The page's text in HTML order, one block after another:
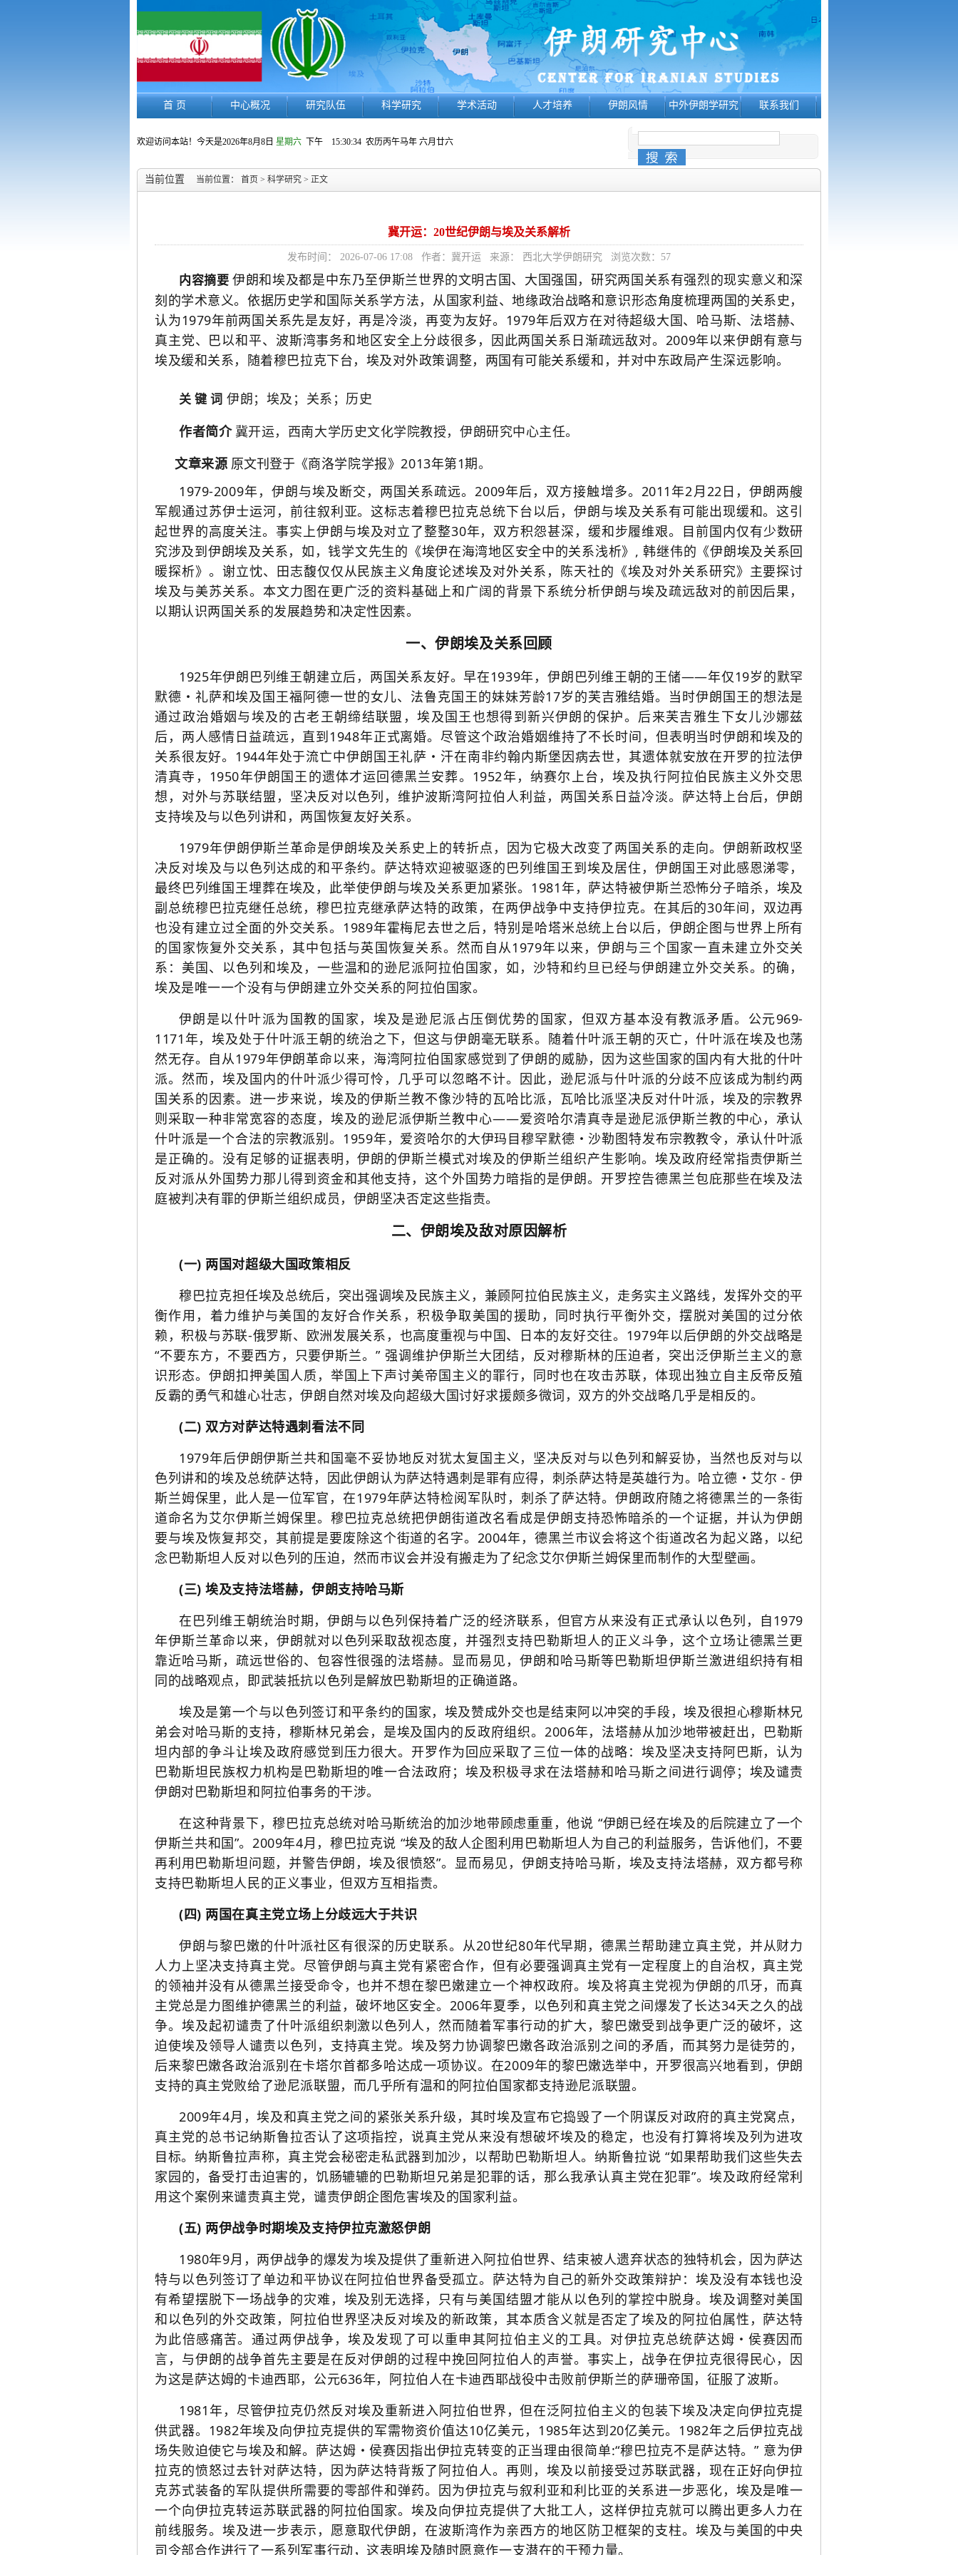
首 页 中心概况 研究队伍 科学研究 学术活动 人才培养 伊朗风情 中外伊朗学研究 联系我们
欢迎访问本站！今天是2026年8月8日 星期六 下午 15:30:36 农历丙午马年 六月廿六
当前位置 当前位置： 首页 > 科学研究 > 正文
冀开运：20世纪伊朗与埃及关系解析
发布时间： 2026-07-06 17:08 作者：冀开运 来源： 西北大学伊朗研究 浏览次数： 57
内容摘要 伊朗和埃及都是中东乃至伊斯兰世界的文明古国、大国强国，研究两国关系有强烈的现实意义和深
刻的学术意义。依据历史学和国际关系学方法，从国家利益、地缘政治战略和意识形态角度梳理两国的关系史，
认为1979年前两国关系先是友好，再是冷淡，再变为友好。1979年后双方在对待超级大国、哈马斯、 法塔赫、
真主党、巴以和平、波斯湾事务和地区安全上分歧很多，因此两国关系日渐疏远敌对。2009年以来伊朗有意与
埃及缓和关系，随着穆巴拉克下台，埃及对外政策调整，两国有可能关系缓和，并对中东政局产生深远影响。
关 键 词 伊朗；埃及；关系；历史
作者简介冀开运，西南大学历史文化学院教授，伊朗研究中心主任。
文章来源 原文刊登于 《商洛学院学报》2013年第1期。
1979-2009年，伊朗与埃及断交，两国关系疏远。2009年后，双方接触增多。2011年2月22日，伊朗两艘
军舰通过苏伊士运河，前往叙利亚。这标志着穆巴拉克总统下台以后，伊朗与埃及关系有可能出现缓和。这引
起世界的高度关注。事实上伊朗与埃及对立了整整30年，双方积怨甚深，缓和步履维艰。目前国内仅有少数研
究涉及到伊朗埃及关系，如，钱学文先生的《埃伊在海湾地区安全中的关系浅析》, 韩继伟的《伊朗埃及关系回
暖探析》。谢立忱、田志馥仅仅从民族主义角度论述埃及对外关系，陈天社的《埃及对外关系研究》主要探讨
埃及与美苏关系。本文力图在更广泛的资料基础上和广阔的背景下系统分析伊朗与埃及疏远敌对的前因后果，
以期认识两国关系的发展趋势和决定性因素。
一、伊朗埃及关系回顾
1925年伊朗巴列维王朝建立后，两国关系友好。早在1939年，伊朗巴列维王朝的王储——年仅19岁的默罕
默德・礼萨和埃及国王福阿德一世的女儿、法鲁克国王的妹妹芳龄17岁的芙吉雅结婚。当时伊朗国王的想法是
通过政治婚姻与埃及的古老王朝缔结联盟，埃及国王也想得到新兴伊朗的保护。后来芙吉雅生下女儿沙娜兹
后，两人感情日益疏远，直到1948年正式离婚。尽管这个政治婚姻维持了不长时间，但表明当时伊朗和埃及的
关系很友好。1944年处于流亡中伊朗国王礼萨・汗在南非约翰内斯堡因病去世，其遗体就安放在开罗的拉法伊
清真寺 ，1950年伊朗国王的遗体才运回德黑兰安葬。1952年，纳赛尔上台，埃及执行阿拉伯民族主义外交思
想，对外与苏联结盟，坚决反对以色列，维护波斯湾阿拉伯人利益，两国关系日益冷淡。萨达特上台后，伊朗
支持埃及与以色列讲和，两国恢复友好关系。
1979年伊朗伊斯兰革命是伊朗埃及关系史上的转折点，因为它极大改变了两国关系的走向。伊朗新政权坚
决反对埃及与以色列达成的和平条约。萨达特欢迎被驱逐的巴列维国王到埃及居住，伊朗国王对此感恩涕零，
最终巴列维国王埋葬在埃及，此举使伊朗与埃及关系更加紧张。1981年，萨达特被伊斯兰恐怖分子暗杀，埃及
副总统穆巴拉克继任总统，穆巴拉克继承萨达特的政策，在两伊战争中支持伊拉克。在其后的30年间，双边再
也没有建立过全面的外交关系。1989年霍梅尼去世之后，特别是哈塔米总统上台以后，伊朗企图与世界上所有
的国家恢复外交关系，其中包括与英国恢复关系。然而自从1979年以来，伊朗与三个国家一直未建立外交关
系：美国、以色列和埃及，一些温和的逊尼派阿拉伯国家，如，沙特和约旦已经与伊朗建立外交关系。的确，
埃及是唯一一个没有与伊朗建立外交关系的阿拉伯国家。
伊朗是以什叶派为国教的国家，埃及是逊尼派占压倒优势的国家，但双方基本没有教派矛盾。公元969-
1171年，埃及处于什叶派王朝的统治之下，但这与伊朗毫无联系。随着什叶派王朝的灭亡，什叶派在埃及也荡
然无存。自从1979年伊朗革命以来，海湾阿拉伯国家感觉到了伊朗的威胁，因为这些国家的国内有大批的什叶
派。然而，埃及国内的什叶派少得可怜，几乎可以忽略不计。因此，逊尼派与什叶派的分歧不应该成为制约两
国关系的因素。进一步来说，埃及的伊斯兰教不像沙特的瓦哈比派，瓦哈比派坚决反对什叶派，埃及的宗教界
则采取一种非常宽容的态度，埃及的逊尼派伊斯兰教中心——爱资哈尔清真寺是逊尼派伊斯兰教的中心，承认
什叶派是一个合法的宗教派别。1959年，爱资哈尔的大伊玛目穆罕默德・沙勒图特发布宗教教令，承认什叶派
是正确的。没有足够的证据表明，伊朗的伊斯兰模式对埃及的伊斯兰组织产生影响。埃及政府经常指责伊斯兰
反对派从外国势力那儿得到资金和其他支持，这个外国势力暗指的是伊朗。开罗控告德黑兰包庇那些在埃及法
庭被判决有罪的伊斯兰组织成员，伊朗坚决否定这些指责。
二、伊朗埃及敌对原因解析
(一) 两国对超级大国政策相反
穆巴拉克担任埃及总统后，突出强调埃及民族主义，兼顾阿拉伯民族主义，走务实主义路线，发挥外交的平
衡作用，着力维护与美国的友好合作关系，积极争取美国的援助，同时执行平衡外交，摆脱对美国的过分依
赖，积极与苏联-俄罗斯、欧洲发展关系，也高度重视与中国、日本的友好交往。1979年以后伊朗的外交战略是
“不要东方，不要西方，只要伊斯兰。” 强调维护伊斯兰大团结，反对穆斯林的压迫者，突出泛伊斯兰主义的意
识形态。伊朗扣押美国人质，举国上下声讨美帝国主义的罪行，同时也在攻击苏联，体现出独立自主反帝反殖
反霸的勇气和雄心壮志，伊朗自然对埃及向超级大国讨好求援颇多微词，双方的外交战略几乎是相反的。
(二) 双方对萨达特遇刺看法不同
1979年后伊朗伊斯兰共和国毫不妥协地反对犹太复国主义，坚决反对与以色列和解妥协，当然也反对与以
色列讲和的埃及总统萨达特，因此伊朗认为萨达特遇刺是罪有应得，刺杀萨达特是英雄行为。 哈立德・艾尔 - 伊
斯兰姆保里，此人是一位军官，在1979年萨达特检阅军队时，刺杀了萨达特。伊朗政府随之将德黑兰的一条街
道命名为艾尔伊斯兰姆保里。穆巴拉克总统把伊朗街道改名看成是伊朗支持恐怖暗杀的一个证据，并认为伊朗
要与埃及恢复邦交，其前提是要废除这个街道的名字。2004年，德黑兰市议会将这个街道改名为起义路，以纪
念巴勒斯坦人反对以色列的压迫，然而市议会并没有搬走为了纪念艾尔伊斯兰姆保里而制作的大型壁画。
(三) 埃及支持法塔赫，伊朗支持哈马斯
在巴列维王朝统治时期，伊朗与以色列保持着广泛的经济联系，但官方从来没有正式承认以色列，自1979
年伊斯兰革命以来，伊朗就对以色列采取敌视态度，并强烈支持巴勒斯坦人的正义斗争，这个立场让德黑兰更
靠近哈马斯，疏远世俗的、包容性很强的法塔赫。显而易见，伊朗和哈马斯等巴勒斯坦伊斯兰激进组织持有相
同的战略观点，即武装抵抗以色列是解放巴勒斯坦的正确道路。
埃及是第一个与以色列签订和平条约的国家，埃及赞成外交也是结束阿以冲突的手段，埃及很担心穆斯林兄
弟会对哈马斯的支持，穆斯林兄弟会，是埃及国内的反政府组织。2006年，法塔赫从加沙地带被赶出，巴勒斯
坦内部的争斗让埃及政府感觉到压力很大。开罗作为回应采取了三位一体的战略：埃及坚决支持阿巴斯，认为
巴勒斯坦民族权力机构是巴勒斯坦的唯一合法政府；埃及积极寻求在法塔赫和哈马斯之间进行调停；埃及谴责
伊朗对巴勒斯坦和阿拉伯事务的干涉。
在这种背景下，穆巴拉克总统对哈马斯统治的加沙地带顾虑重重，他说 “伊朗已经在埃及的后院建立了一个
伊斯兰共和国”。2009年4月，穆巴拉克说 “埃及的敌人企图利用巴勒斯坦人为自己的利益服务，告诉他们，不要
再利用巴勒斯坦问题，并警告伊朗，埃及很愤怒”。显而易见，伊朗支持哈马斯，埃及支持法塔赫，双方都号称
支持巴勒斯坦人民的正义事业，但双方互相指责。
(四) 两国在真主党立场上分歧远大于共识
伊朗与黎巴嫩的什叶派社区有很深的历史联系。 从20世纪80年代早期，德黑兰帮助建立真主党，并从财力
人力上坚决支持真主党。 尽管伊朗与真主党有紧密合作，但有必要强调真主党有一定程度上的自治权，真主党
的领袖并没有从德黑兰接受命令，也并不想在黎巴嫩建立一个神权政府。埃及将真主党视为伊朗的爪牙，而真
主党总是力图维护德黑兰的利益，破坏地区安全。2006年夏季，以色列和真主党之间爆发了长达34天之久的战
争。埃及起初谴责了什叶派组织刺激以色列人，然而随着军事行动的扩大，黎巴嫩受到战争更广泛的破坏，这
迫使埃及领导人谴责以色列，支持真主党。埃及努力协调黎巴嫩各政治派别之间的矛盾，而其努力是徒劳的，
后来黎巴嫩各政治派别在卡塔尔首都多哈达成一项协议。在2009年的黎巴嫩选举中，开罗很高兴地看到，伊朗
支持的真主党败给了逊尼派联盟，而几乎所有温和的阿拉伯国家都支持逊尼派联盟。
2009年4月，埃及和真主党之间的紧张关系升级，其时埃及宣布它捣毁了一个阴谋反对政府的真主党窝点，
真主党的总书记纳斯鲁拉否认了这项指控，说真主党从来没有想破坏埃及的稳定，也没有打算将埃及列为进攻
目标。纳斯鲁拉声称，真主党会秘密走私武器到加沙，以帮助巴勒斯坦人。纳斯鲁拉说 “如果帮助我们这些失去
家园的，备受打击迫害的，饥肠辘辘的巴勒斯坦兄弟是犯罪的话，那么我承认真主党在犯罪”。埃及政府经常利
用这个案例来谴责真主党，谴责伊朗企图危害埃及的国家利益。
(五) 两伊战争时期埃及支持伊拉克激怒伊朗
1980年9月，两伊战争的爆发为埃及提供了重新进入阿拉伯世界、结束被人遗弃状态的独特机会，因为萨达
特与以色列签订了单边和平协议在阿拉伯世界备受孤立。 萨达特为自己的新外交政策辩护：埃及没有本钱也没
有希望摆脱下一场战争的灾难，埃及别无选择，只有与美国结盟才能从以色列的掌控中脱身。埃及调整对美国
和以色列的外交政策，阿拉伯世界坚决反对埃及的新政策，其本质含义就是否定了埃及的阿拉伯属性，萨达特
为此倍感痛苦。通过两伊战争，埃及发现了可以重申其阿拉伯主义的工具。对伊拉克总统萨达姆・侯赛因而
言，与伊朗的战争首先主要是在反对伊朗的过程中挽回阿拉伯人的声誉。事实上，战争在伊拉克很得民心，因
为这是萨达姆的卡迪西耶，公元636年，阿拉伯人在卡迪西耶战役中击败前伊斯兰的萨珊帝国，征服了波斯。
1981年，尽管伊拉克仍然反对埃及重新进入阿拉伯世界，但在泛阿拉伯主义的包装下埃及决定向伊拉克提
供武器。 1982年埃及向伊拉克提供的军需物资价值达10亿美元，1985年达到20亿美元。1982年之后伊拉克战
场失败迫使它与埃及和解。萨达姆・侯赛因指出伊拉克转变的正当理由很简单:“穆巴拉克不是萨达特。” 意为伊
拉克的愤怒过去针对萨达特，因为萨达特背叛了阿拉伯人。再则，埃及以前接受过苏联武器，现在正好向伊拉
克苏式装备的军队提供所需要的零部件和弹药。因为伊拉克与叙利亚和利比亚的关系进一步恶化，埃及是唯一
一个向伊拉克转运苏联武器的阿拉伯国家。埃及向伊拉克提供了大批工人，这样伊拉克就可以腾出更多人力在
前线服务。 埃及进一步表示，愿意取代伊朗，在波斯湾作为亲西方的地区防卫框架的支柱。 埃及与美国的中央
司令部合作进行了一系列军事行动，这表明埃及随时愿意作一支潜在的干预力量。